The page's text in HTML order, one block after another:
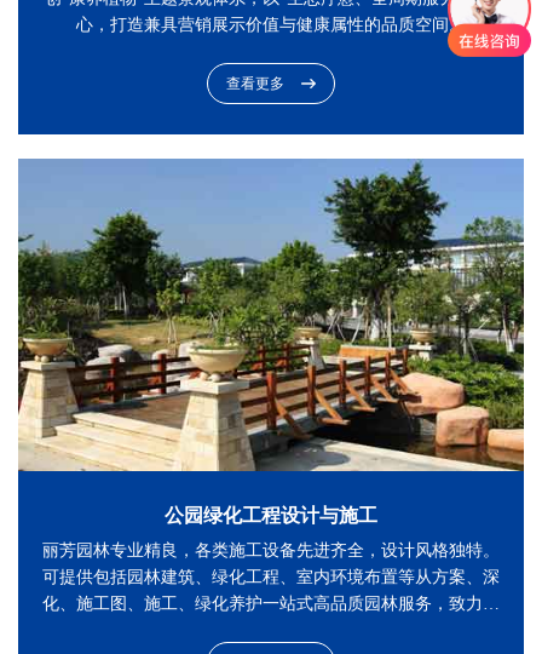
心，打造兼具营销展示价值与健康属性的品质空间。
查看更多
公园绿化工程设计与施工
丽芳园林专业精良，各类施工设备先进齐全，设计风格独特。
可提供包括园林建筑、绿化工程、室内环境布置等从方案、深
化、施工图、施工、绿化养护一站式高品质园林服务，致力于